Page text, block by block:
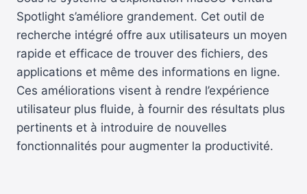
Spotlight s’améliore grandement. Cet outil de
recherche intégré offre aux utilisateurs un moyen
rapide et efficace de trouver des fichiers, des
applications et même des informations en ligne.
Ces améliorations visent à rendre l’expérience
utilisateur plus fluide, à fournir des résultats plus
pertinents et à introduire de nouvelles
fonctionnalités pour augmenter la productivité.